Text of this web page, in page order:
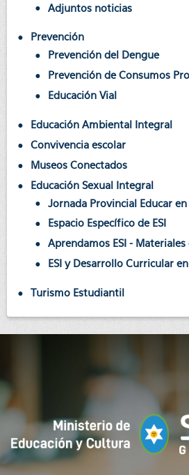
Adjuntos noticias
Prevención
Prevención del Dengue
Prevención de Consumos
Educación Vial
Educación Ambiental Integral
Convivencia escolar
Museos Conectados
Educación Sexual Integral
Jornada Provincial Educar
Espacio Específico de ESI
Aprendamos ESI -
ESI y Desarrollo Curricular
Turismo Estudiantil